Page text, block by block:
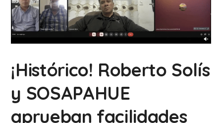
¡Histórico! Roberto Solís
y SOSAPAHUE
aprueban facilidades